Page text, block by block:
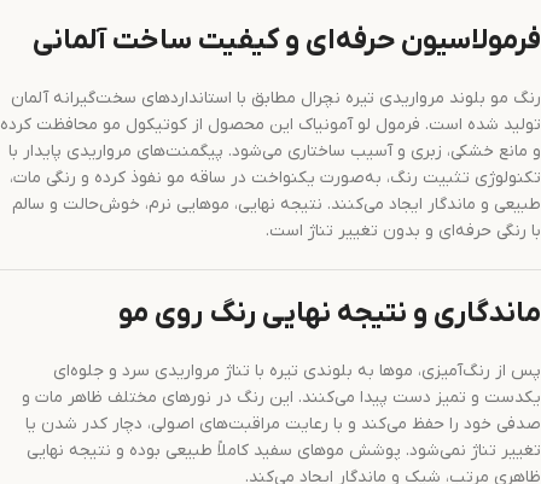
فرمولاسیون حرفه‌ای و کیفیت ساخت آلمانی
رنگ مو بلوند مرواریدی تیره نچرال مطابق با استانداردهای سخت‌گیرانه آلمان
تولید شده است. فرمول لو آمونیاک این محصول از کوتیکول مو محافظت کرده
و مانع خشکی، زبری و آسیب ساختاری می‌شود. پیگمنت‌های مرواریدی پایدار با
تکنولوژی تثبیت رنگ، به‌صورت یکنواخت در ساقه مو نفوذ کرده و رنگی مات،
طبیعی و ماندگار ایجاد می‌کنند. نتیجه نهایی، موهایی نرم، خوش‌حالت و سالم
با رنگی حرفه‌ای و بدون تغییر تناژ است.
ماندگاری و نتیجه نهایی رنگ روی مو
پس از رنگ‌آمیزی، موها به بلوندی تیره با تناژ مرواریدی سرد و جلوه‌ای
یکدست و تمیز دست پیدا می‌کنند. این رنگ در نورهای مختلف ظاهر مات و
صدفی خود را حفظ می‌کند و با رعایت مراقبت‌های اصولی، دچار کدر شدن یا
تغییر تناژ نمی‌شود. پوشش موهای سفید کاملاً طبیعی بوده و نتیجه نهایی
ظاهری مرتب، شیک و ماندگار ایجاد می‌کند.